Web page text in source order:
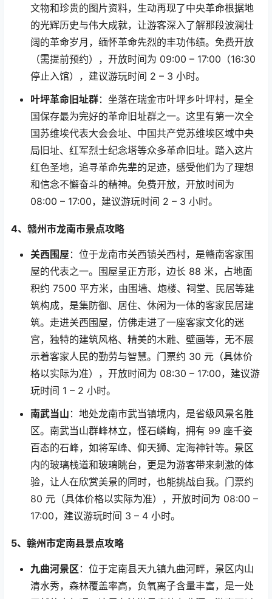
文物和珍贵的图片资料，生动再现了中央革命根据地
的光辉历史与伟大成就，让游客深入了解那段波澜壮
阔的革命岁月，缅怀革命先烈的丰功伟绩。免费开放
（需提前预约），开放时间为 09:00 – 17:00 （16:30
停止入馆），建议游玩时间 2 – 3 小时。
叶坪革命旧址群：坐落在瑞金市叶坪乡叶坪村，是全
国保存最为完好的革命旧址群之一。这里有第一次全
国苏维埃代表大会会址、中国共产党苏维埃区域中央
局旧址、红军烈士纪念塔等众多革命旧址。踏入这片
红色圣地，追寻革命先辈的足迹，感受他们为了理想
和信念不懈奋斗的精神。免费开放，开放时间为
08:00 – 17:00，建议游玩时间 2 – 3 小时。
4、赣州市龙南市景点攻略
关西围屋 ：位于龙南市关西镇关西村，是赣南客家围
屋的代表之一。围屋呈正方形，边长 88 米，占地面
积约 7500 平方米，由围墙、炮楼、祠堂、民居等建
筑构成，是集防御、居住、休闲为一体的客家民居建
筑。走进关西围屋，仿佛走进了一座客家文化的迷
宫，独特的建筑风格、精美的木雕、壁画等，无不展
示着客家人民的勤劳与智慧。门票约 30 元（具体价
格以实际为准），开放时间为 08:30 – 17:00，建议游
玩时间 1 – 2 小时。
南武当山 ：地处龙南市武当镇境内，是省级风景名胜
区。南武当山群峰林立，怪石嶙峋，拥有 99 座千姿
百态的石峰，如将军峰、仰天狮、定海神针等。景区
内的玻璃栈道和玻璃眺台，更是为游客带来刺激的体
验，让人在欣赏美景的同时，也能挑战自我。门票约
80 元（具体价格以实际为准），开放时间为 08:00 –
17:00，建议游玩时间 3 – 4 小时。
5、赣州市定南县景点攻略
九曲河景区 ：位于定南县天九镇九曲河畔，景区内山
清水秀，森林覆盖率高，负氧离子含量丰富，是一处